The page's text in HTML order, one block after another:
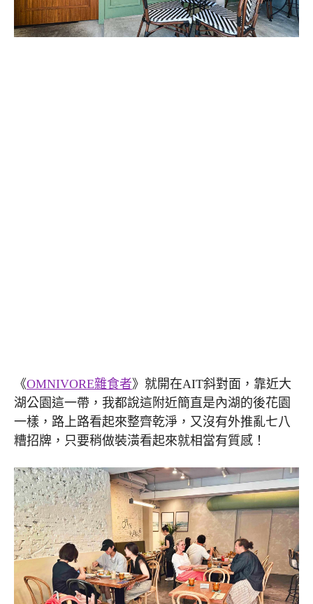
《OMNIVORE雜食者》就開在AIT斜對面，靠近大
湖公園這一帶，我都說這附近簡直是內湖的後花園
一樣，路上路看起來整齊乾淨，又沒有外推亂七八
糟招牌，只要稍做裝潢看起來就相當有質感！